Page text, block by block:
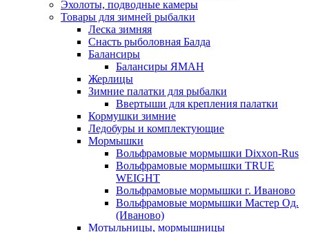
Эхолоты, подводные камеры
Товары для зимней рыбалки
Леска зимняя
Снасть рыболовная Балда
Балансиры
Балансиры ЯМАН
Жерлицы
Зимние палатки для рыбалки
Ввертыши для крепления палатки
Кормушки зимние
Ледобуры и комплектующие
Мормышки
Вольфрамовые мормышки Dixxon-Rus
Вольфрамовые мормышки TRUE
WEIGHT
Вольфрамовые мормышки г. Иваново
Вольфрамовые мормышки Мастер Од.
(Иваново)
Мотыльницы, мормышницы